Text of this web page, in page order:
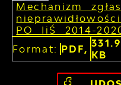
Mechanizm
PO IiŚ 2014-
Format: PDF, KB